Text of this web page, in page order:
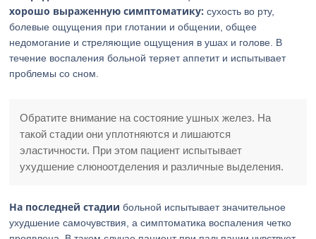
хорошо выраженную симптоматику: сухость во рту,
болевые ощущения при глотании и общении, общее
недомогание и стреляющие ощущения в ушах и голове. В
течение воспаления больной теряет аппетит и испытывает
проблемы со сном.
Обратите внимание на состояние ушных желез. На
такой стадии они уплотняются и лишаются
эластичности. При этом пациент испытывает
ухудшение слюноотделения и различные выделения.
На последней стадии больной испытывает значительное
ухудшение самочувствия, а симптоматика воспаления четко